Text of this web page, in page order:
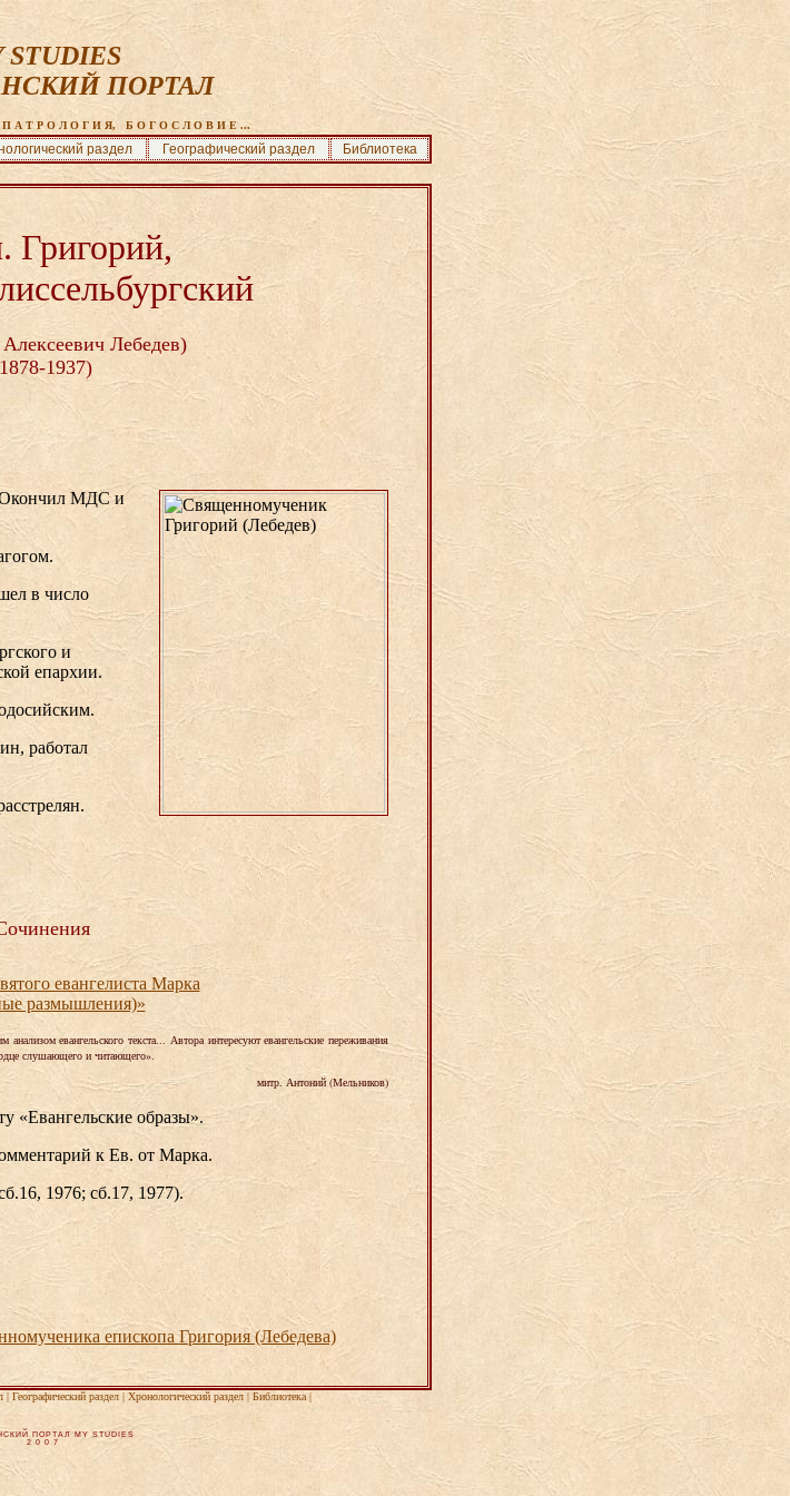
STUDIES
ПОРТАЛ
А Т Р О Л О Г И Я,   Б О Г О С Л О В И Е ...
раздел Географический раздел Библиотека
Лебедев)
1937)
Окончил МДС и
в число
и
епархии.
работал
евангелиста Марка
размышления)»
анализом евангельского текста... Автора интересуют евангельские переживания
слушающего и читающего».
митр. Антоний (Мельников)
«Евангельские образы».
к Ев. от Марка.
1976; сб.17, 1977).
епископа Григория (Лебедева)
| Географический раздел| Хронологический раздел| Библиотека|
ПОРТАЛ MY STUDIES
2 0 0 7